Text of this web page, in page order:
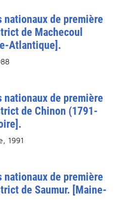
nationaux de première
de Machecoul
Atlantique].
nationaux de première
de Chinon (1791-
1991
nationaux de première
de Saumur. [Maine-